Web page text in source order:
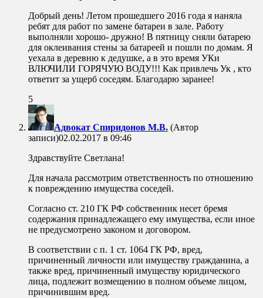
Добрый день! Летом прошедшего 2016 года я наняла
ребят для работ по замене батареи в зале. Работу
выполняли хорошо- дружно! В пятницу сняли батарею
для оклеивания стены за батареей и пошли по домам. Я
уехала в деревню к дедушке, а в это время УКи
ВЛЮЧИЛИ ГОРЯЧУЮ ВОДУ!!! Как привлечь Ук , кто
ответит за ущерб соседям. Благодарю заранее!
5
Адвокат Спиридонов М.В. (Автор
записи)02.02.2017 в 09:46
Здравствуйте Светлана!
Для начала рассмотрим ответственность по отношению
к повреждению имущества соседей.
Согласно ст. 210 ГК РФ собственник несет бремя
содержания принадлежащего ему имущества, если иное
не предусмотрено законом и договором.
В соответствии с п. 1 ст. 1064 ГК РФ, вред,
причиненный личности или имуществу гражданина, а
также вред, причиненный имуществу юридического
лица, подлежит возмещению в полном объеме лицом,
причинившим вред.